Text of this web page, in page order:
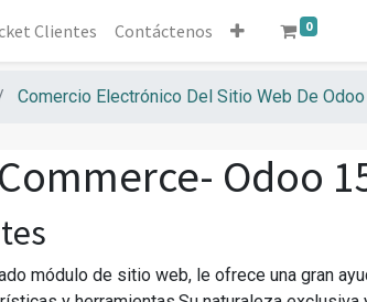
Clientes Contáctenos 0
Comercio Electrónico Del Sitio Web De Odoo
Odoo
módulo de sitio web, le ofrece una gran